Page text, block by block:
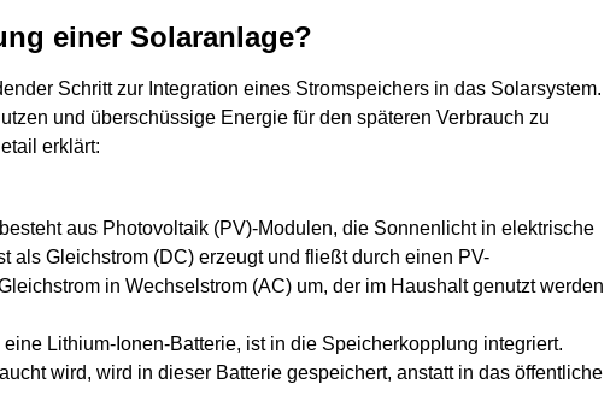
einer Solaranlage?
Schritt zur Integration eines Stromspeichers in das Solarsystem.
und überschüssige Energie für den späteren Verbrauch zu
erklärt:
aus Photovoltaik (PV)-Modulen, die Sonnenlicht in elektrische
als Gleichstrom (DC) erzeugt und fließt durch einen PV-
in Wechselstrom (AC) um, der im Haushalt genutzt werden
Lithium-Ionen-Batterie, ist in die Speicherkopplung integriert.
wird, wird in dieser Batterie gespeichert, anstatt in das öffentliche